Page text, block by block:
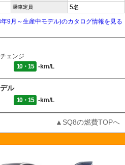
乗車定員
5名
9月～生産中モデル)のカタログ情報を見る
ェンジ
10・15 -km/L
ル
10・15 -km/L
▲SQ8の燃費TOPへ